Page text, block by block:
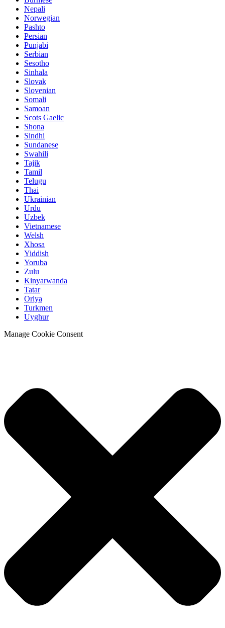
Nepali
Norwegian
Pashto
Persian
Punjabi
Serbian
Sesotho
Sinhala
Slovak
Slovenian
Somali
Samoan
Scots Gaelic
Shona
Sindhi
Sundanese
Swahili
Tajik
Tamil
Telugu
Thai
Ukrainian
Urdu
Uzbek
Vietnamese
Welsh
Xhosa
Yiddish
Yoruba
Zulu
Kinyarwanda
Tatar
Oriya
Turkmen
Uyghur
Manage Cookie Consent